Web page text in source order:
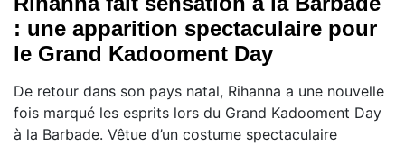
: une apparition spectaculaire pour
le Grand Kadooment Day
De retour dans son pays natal, Rihanna a une nouvelle
fois marqué les esprits lors du Grand Kadooment Day
à la Barbade. Vêtue d’un costume spectaculaire